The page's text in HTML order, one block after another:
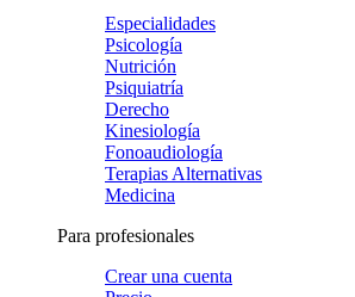
Especialidades
Psicología
Nutrición
Psiquiatría
Derecho
Kinesiología
Fonoaudiología
Terapias Alternativas
Medicina
Para profesionales
Crear una cuenta